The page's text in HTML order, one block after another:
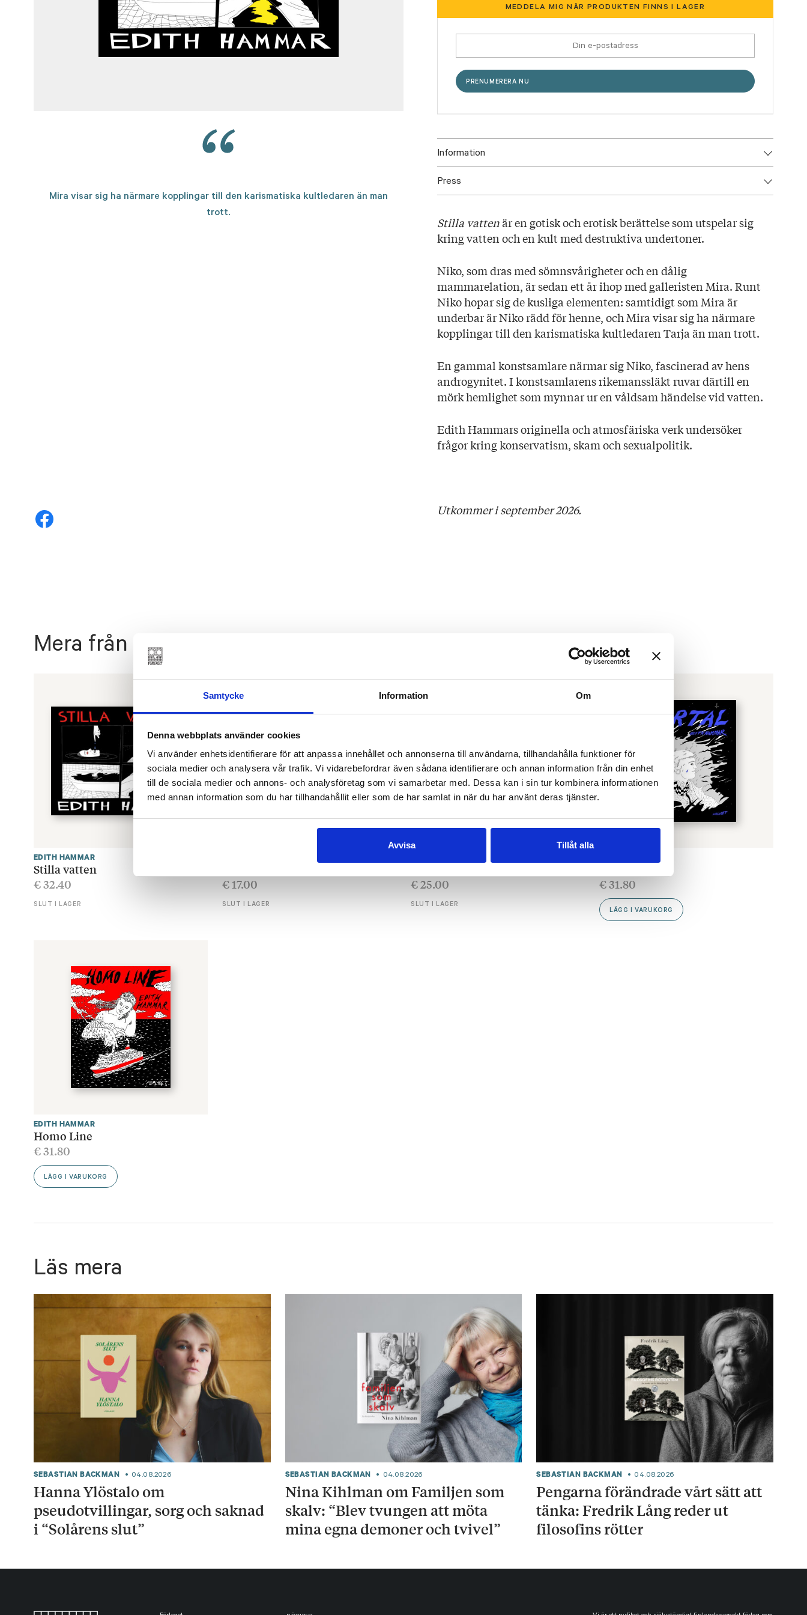
Samtycke Information Om
Denna webbplats använder cookies
Vi använder enhetsidentifierare för att anpassa innehållet och annonserna till användarna, tillhandahålla funktioner för
sociala medier och analysera vår trafik. Vi vidarebefordrar även sådana identifierare och annan information från din enhet
till de sociala medier och annons- och analysföretag som vi samarbetar med. Dessa kan i sin tur kombinera informationen
med annan information som du har tillhandahållit eller som de har samlat in när du har använt deras tjänster.
Avvisa Tillåt alla
Mira visar sig ha närmare kopplingar till den karismatiska kultledaren än man
trott.
MEDDELA MIG NÄR PRODUKTEN FINNS I LAGER
Information
ISBN: 9789523337183
Titel: Stilla vatten
Sidantal: 250
Format: Kartonnage
Omslag: Edith Hammar
Press
Stilla vattenär en gotisk och erotisk berättelse som utspelar sig
kring vatten och en kult med destruktiva undertoner.
Niko, som dras med sömnsvårigheter och en dålig
mammarelation, är sedan ett år ihop med galleristen Mira. Runt
Niko hopar sig de kusliga elementen: samtidigt som Mira är
underbar är Niko rädd för henne, och Mira visar sig ha närmare
kopplingar till den karismatiska kultledaren Tarja än man trott.
En gammal konstsamlare närmar sig Niko, fascinerad av hens
androgynitet. I konstsamlarens rikemanssläkt ruvar därtill en
mörk hemlighet som mynnar ur en våldsam händelse vid vatten.
Edith Hammars originella och atmosfäriska verk undersöker
frågor kring konservatism, skam och sexualpolitik.
Utkommer i september 2026.
Mera från Edith Hammar
EDITH HAMMAR
Stilla vatten
€32.40
SLUT I LAGER
€17.00
SLUT I LAGER
€25.00
SLUT I LAGER
€31.80
LÄGG I VARUKORG
EDITH HAMMAR
Homo Line
€31.80
LÄGG I VARUKORG
Läs mera
SEBASTIAN BACKMAN 04.08.2026
Hanna Ylöstalo om
pseudotvillingar, sorg och saknad
i “Solårens slut”
SEBASTIAN BACKMAN 04.08.2026
Nina Kihlman om Familjen som
skalv: “Blev tvungen att möta
mina egna demoner och tvivel”
SEBASTIAN BACKMAN 04.08.2026
Pengarna förändrade vårt sätt att
tänka: Fredrik Lång reder ut
filosofins rötter